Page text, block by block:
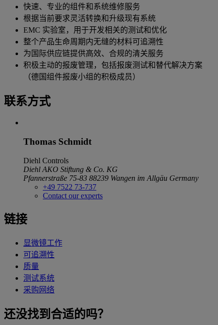
快速、专业的组件和系统维修服务
根据当前要求灵活转换和升级现有系统
EMC 实验室，用于开发相关的测试和优化
整个产品生命周期内无缝的材料可追溯性
为国际供应链提供高效、合规的清关服务
积极主动的报废管理，包括报废测试和替代解决方案
（德国组件报废小组的积极成员）
联系方式
Thomas Schmidt
Diehl Controls
Diehl AKO Stiftung & Co. KG
Pfannerstraße 75-83 88239 Wangen im Allgäu Germany
+49 7522 73-737
Contact our experts
链接
显微镜工作
可追溯性
质量
测试系统
采购网络
还没找到合适的吗？